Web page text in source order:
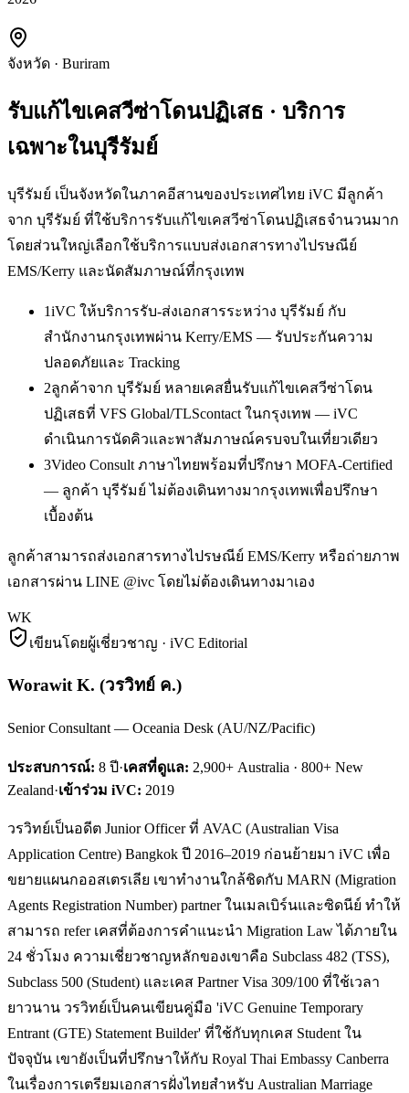
จังหวัด · Buriram
รับแก้ไขเคสวีซ่าโดนปฏิเสธ · บริการ
เฉพาะในบุรีรัมย์
บุรีรัมย์ เป็นจังหวัดในภาคอีสานของประเทศไทย iVC มีลูกค้า
จาก บุรีรัมย์ ที่ใช้บริการรับแก้ไขเคสวีซ่าโดนปฏิเสธจำนวนมาก
โดยส่วนใหญ่เลือกใช้บริการแบบส่งเอกสารทางไปรษณีย์
EMS/Kerry และนัดสัมภาษณ์ที่กรุงเทพ
1iVC ให้บริการรับ-ส่งเอกสารระหว่าง บุรีรัมย์ กับ
สำนักงานกรุงเทพผ่าน Kerry/EMS — รับประกันความ
ปลอดภัยและ Tracking
2ลูกค้าจาก บุรีรัมย์ หลายเคสยื่นรับแก้ไขเคสวีซ่าโดน
ปฏิเสธที่ VFS Global/TLScontact ในกรุงเทพ — iVC
ดำเนินการนัดคิวและพาสัมภาษณ์ครบจบในเที่ยวเดียว
3Video Consult ภาษาไทยพร้อมที่ปรึกษา MOFA-Certified
— ลูกค้า บุรีรัมย์ ไม่ต้องเดินทางมากรุงเทพเพื่อปรึกษา
เบื้องต้น
ลูกค้าสามารถส่งเอกสารทางไปรษณีย์ EMS/Kerry หรือถ่ายภาพ
เอกสารผ่าน LINE @ivc โดยไม่ต้องเดินทางมาเอง
WK
เขียนโดยผู้เชี่ยวชาญ · iVC Editorial
Worawit K. (วรวิทย์ ค.)
Senior Consultant — Oceania Desk (AU/NZ/Pacific)
ประสบการณ์: 8 ปี·เคสที่ดูแล: 2,900+ Australia · 800+ New
Zealand·เข้าร่วม iVC: 2019
วรวิทย์เป็นอดีต Junior Officer ที่ AVAC (Australian Visa
Application Centre) Bangkok ปี 2016–2019 ก่อนย้ายมา iVC เพื่อ
ขยายแผนกออสเตรเลีย เขาทำงานใกล้ชิดกับ MARN (Migration
Agents Registration Number) partner ในเมลเบิร์นและซิดนีย์ ทำให้
สามารถ refer เคสที่ต้องการคำแนะนำ Migration Law ได้ภายใน
24 ชั่วโมง ความเชี่ยวชาญหลักของเขาคือ Subclass 482 (TSS),
Subclass 500 (Student) และเคส Partner Visa 309/100 ที่ใช้เวลา
ยาวนาน วรวิทย์เป็นคนเขียนคู่มือ 'iVC Genuine Temporary
Entrant (GTE) Statement Builder' ที่ใช้กับทุกเคส Student ใน
ปัจจุบัน เขายังเป็นที่ปรึกษาให้กับ Royal Thai Embassy Canberra
ในเรื่องการเตรียมเอกสารฝั่งไทยสำหรับ Australian Marriage